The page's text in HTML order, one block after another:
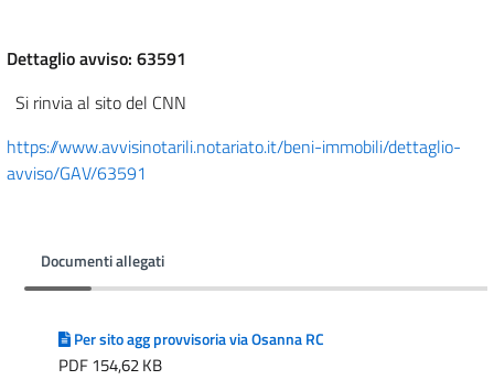
Dettaglio avviso: 63591
Si rinvia al sito del CNN
https://www.avvisinotarili.notariato.it/beni-immobili/dettaglio-
avviso/GAV/63591
Documenti allegati
Per sito agg provvisoria via Osanna RC
PDF 154,62 KB